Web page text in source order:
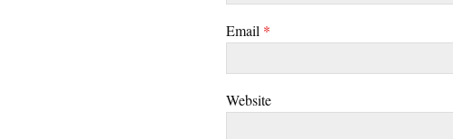
Email *
Website